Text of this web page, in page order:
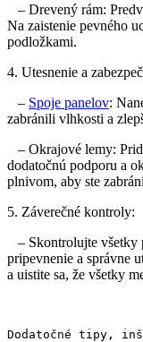
– Drevený rám:
Na zaistenie pevného
podložkami.
4. Utesnenie a
– Spoje panelov:
zabránili vlhkosti a
– Okrajové lemy:
dodatočnú podporu a
plnivom, aby ste
5. Záverečné kontroly:
– Skontrolujte všetky
pripevnenie a správne
a uistite sa, že všetky
Dodatočné tipy,